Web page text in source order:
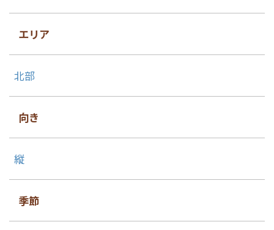
エリア
北部
向き
縦
季節